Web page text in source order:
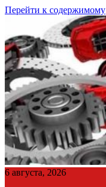
Перейти к содержимому
6 августа, 2026